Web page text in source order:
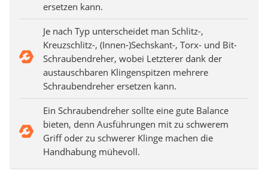
ersetzen kann.
Je nach Typ unterscheidet man Schlitz-,
Kreuzschlitz-, (Innen-)Sechskant-, Torx- und Bit-
Schraubendreher, wobei Letzterer dank der
austauschbaren Klingenspitzen mehrere
Schraubendreher ersetzen kann.
Ein Schraubendreher sollte eine gute Balance
bieten, denn Ausführungen mit zu schwerem
Griff oder zu schwerer Klinge machen die
Handhabung mühevoll.